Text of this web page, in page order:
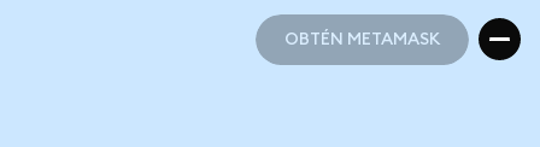
OBTÉN METAMASK